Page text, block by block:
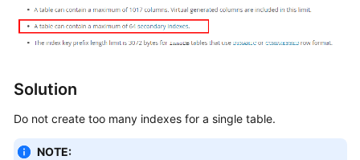
SDK
Reference
Videos
Solution
Do not create too many indexes for a single table.
NOTE: